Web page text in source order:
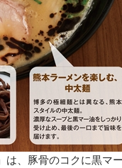
は、豚骨のコクに黒